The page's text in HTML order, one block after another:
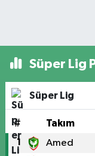
Süper Lig
Süper Lig
# Takım
1 Amed